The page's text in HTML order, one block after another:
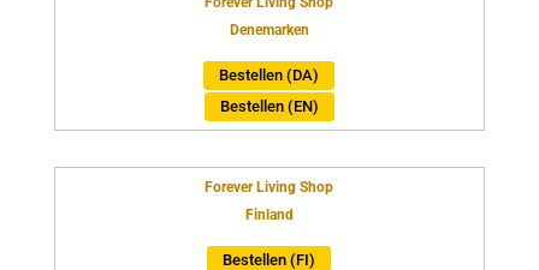
Denemarken
Bestellen (DA)
Bestellen (EN)
Forever Living Shop
Finland
Bestellen (FI)